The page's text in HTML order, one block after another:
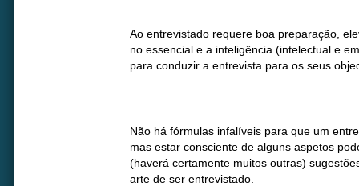
Ao entrevistado requere boa preparação,
no essencial e a inteligência (intelectual e
para conduzir a entrevista para os seus
Não há fórmulas infalíveis para que um
mas estar consciente de alguns aspetos
(haverá certamente muitos outras)
arte de ser entrevistado.